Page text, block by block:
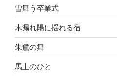
雪舞う卒業式
木漏れ陽に揺れる宿
朱鷺の舞
馬上のひと